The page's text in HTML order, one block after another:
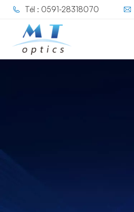
Tél : 0591-28318070